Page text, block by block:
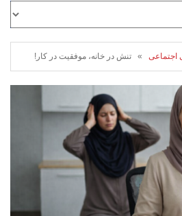
اجتماعی » تنش در خانه، موفقیت در کار!